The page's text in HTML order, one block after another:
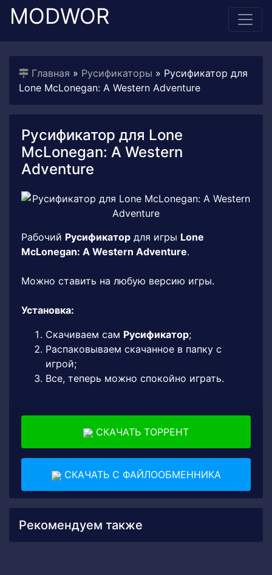
MODWOR
Главная » Русификаторы » Русификатор для
Lone McLonegan: A Western Adventure
Русификатор для Lone
McLonegan: A Western
Adventure
Рабочий Русификатор для игры Lone
McLonegan: A Western Adventure.
Можно ставить на любую версию игры.
Установка:
Скачиваем сам Русификатор;
Распаковываем скачанное в папку с
игрой;
Все, теперь можно спокойно играть.
СКАЧАТЬ ТОРРЕНТ
СКАЧАТЬ С ФАЙЛООБМЕННИКА
Рекомендуем также